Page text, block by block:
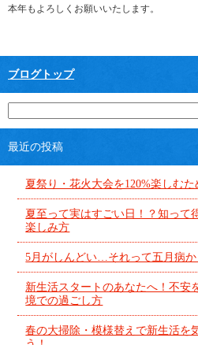
本年もよろしくお願いいたします。
ブログトップ
最近の投稿
夏祭り・花火大会を120%楽しむた
夏至って実はすごい日！？知って
楽しみ方
5月がしんどい…それって五月病か
新生活スタートのあなたへ！不安
境での過ごし方
春の大掃除・模様替えで新生活を